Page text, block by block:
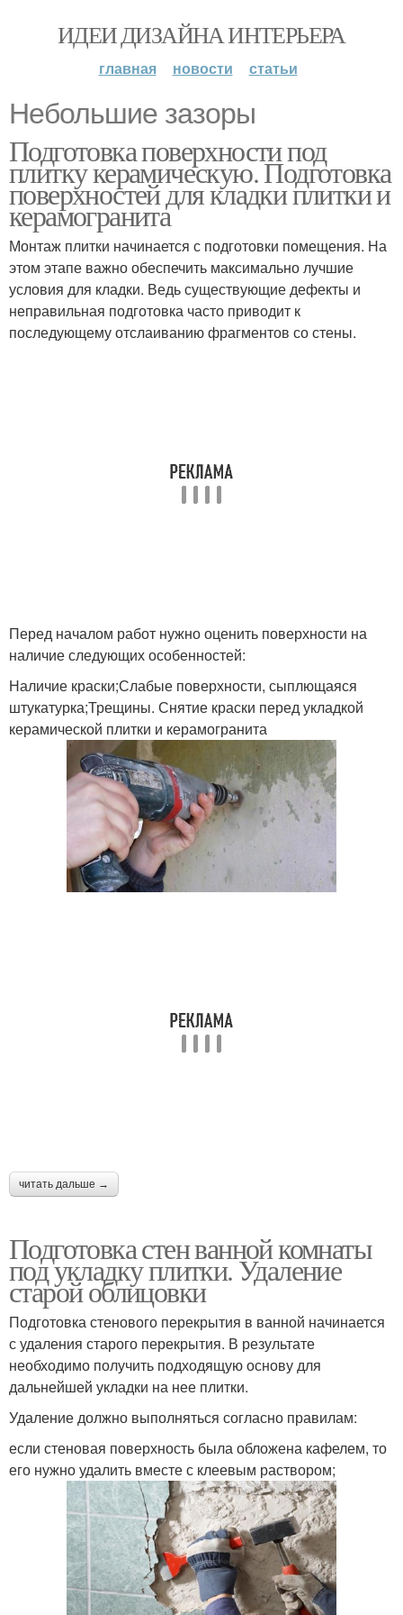
ИДЕИ ДИЗАЙНА ИНТЕРЬЕРА
главная новости статьи
Небольшие зазоры
Подготовка поверхности под
плитку керамическую. Подготовка
поверхностей для кладки плитки и
керамогранита
Монтаж плитки начинается с подготовки помещения. На
этом этапе важно обеспечить максимально лучшие
условия для кладки. Ведь существующие дефекты и
неправильная подготовка часто приводит к
последующему отслаиванию фрагментов со стены.
Перед началом работ нужно оценить поверхности на
наличие следующих особенностей:
Наличие краски;Слабые поверхности, сыплющаяся
штукатурка;Трещины. Снятие краски перед укладкой
керамической плитки и керамогранита
читать дальше →
Подготовка стен ванной комнаты
под укладку плитки. Удаление
старой облицовки
Подготовка стенового перекрытия в ванной начинается
с удаления старого перекрытия. В результате
необходимо получить подходящую основу для
дальнейшей укладки на нее плитки.
Удаление должно выполняться согласно правилам:
если стеновая поверхность была обложена кафелем, то
его нужно удалить вместе с клеевым раствором;